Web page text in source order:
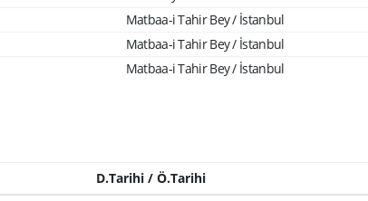
Matbaa-i Tahir Bey / İstanbul
Matbaa-i Tahir Bey / İstanbul
Matbaa-i Tahir Bey / İstanbul
D.Tarihi / Ö.Tarihi